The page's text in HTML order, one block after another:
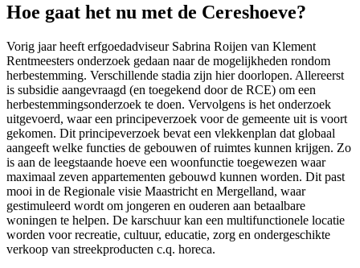
Hoe gaat het nu met de Cereshoeve?
Vorig jaar heeft erfgoedadviseur Sabrina Roijen van Klement
Rentmeesters onderzoek gedaan naar de mogelijkheden rondom
herbestemming. Verschillende stadia zijn hier doorlopen. Allereerst
is subsidie aangevraagd (en toegekend door de RCE) om een
herbestemmingsonderzoek te doen. Vervolgens is het onderzoek
uitgevoerd, waar een principeverzoek voor de gemeente uit is voort
gekomen. Dit principeverzoek bevat een vlekkenplan dat globaal
aangeeft welke functies de gebouwen of ruimtes kunnen krijgen. Zo
is aan de leegstaande hoeve een woonfunctie toegewezen waar
maximaal zeven appartementen gebouwd kunnen worden. Dit past
mooi in de Regionale visie Maastricht en Mergelland, waar
gestimuleerd wordt om jongeren en ouderen aan betaalbare
woningen te helpen. De karschuur kan een multifunctionele locatie
worden voor recreatie, cultuur, educatie, zorg en ondergeschikte
verkoop van streekproducten c.q. horeca.